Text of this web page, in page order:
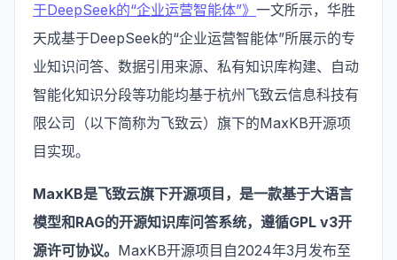
于DeepSeek的“企业运营智能体”》 一文所示，华胜
天成基于DeepSeek的“企业运营智能体”所展示的专
业知识问答、数据引用来源、私有知识库构建、自动
智能化知识分段等功能均基于杭州飞致云信息科技有
限公司（以下简称为飞致云）旗下的MaxKB开源项
目实现。
MaxKB是飞致云旗下开源项目，是一款基于大语言
模型和RAG的开源知识库问答系统，遵循GPL v3开
源许可协议。 MaxKB开源项目自2024年3月发布至